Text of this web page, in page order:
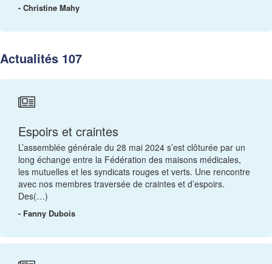
- Christine Mahy
Actualités 107
Espoirs et craintes
L’assemblée générale du 28 mai 2024 s’est clôturée par un
long échange entre la Fédération des maisons médicales,
les mutuelles et les syndicats rouges et verts. Une rencontre
avec nos membres traversée de craintes et d’espoirs.
Des(…)
- Fanny Dubois